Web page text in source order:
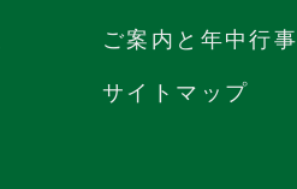
ご案内と年中行事
サイトマップ